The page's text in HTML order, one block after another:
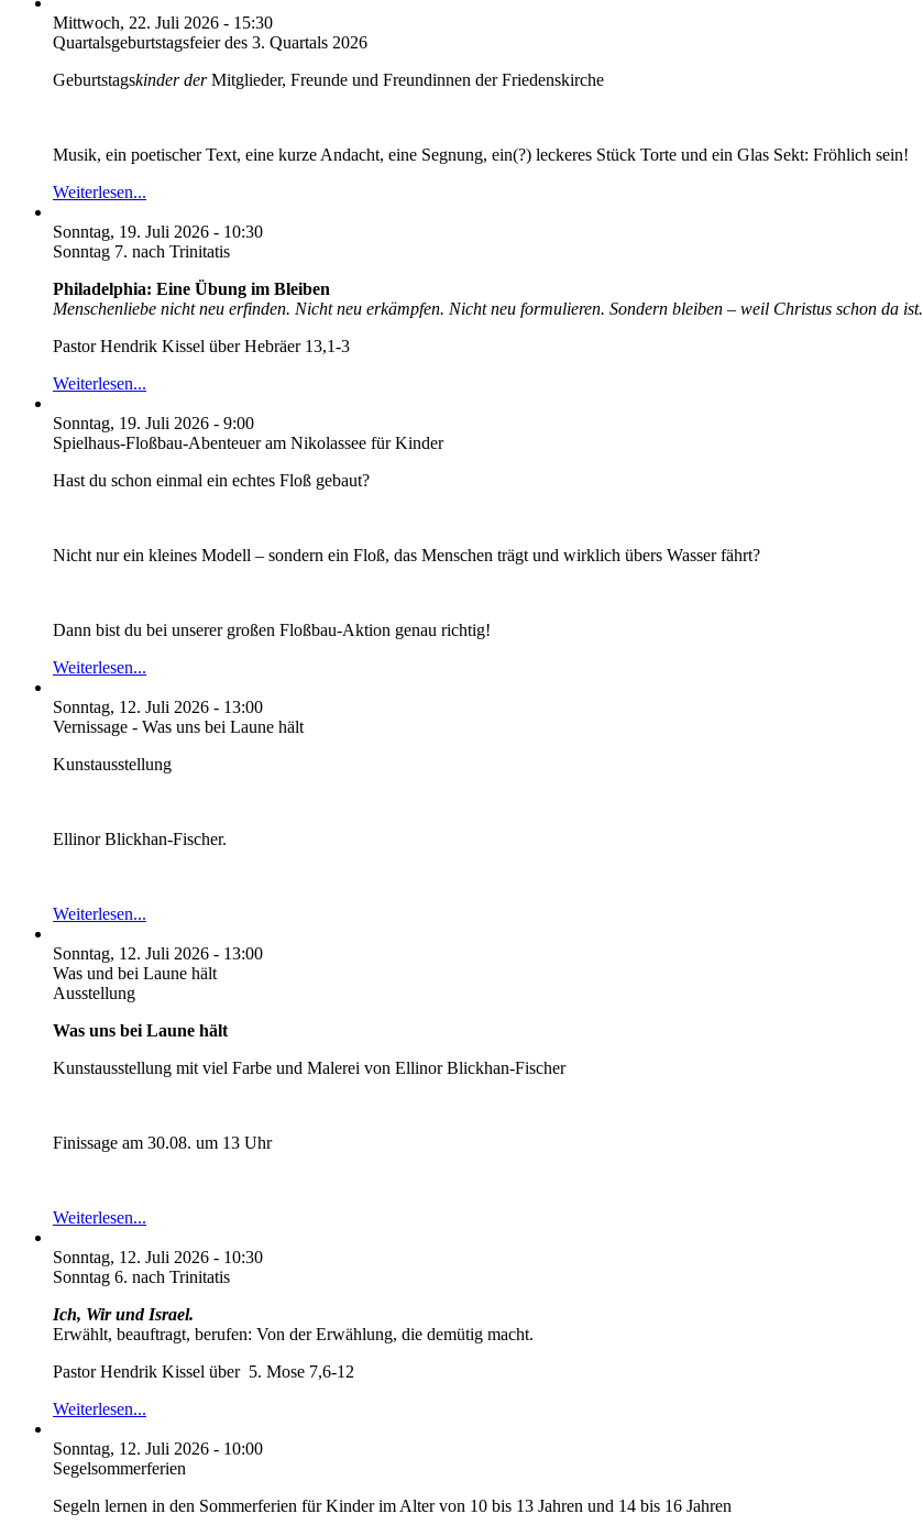
Mittwoch, 22. Juli 2026 - 15:30
Quartalsgeburtstagsfeier des 3. Quartals 2026
Geburtstagskinder derMitglieder, Freunde und Freundinnen der Friedenskirche
Musik, ein poetischer Text, eine kurze Andacht, eine Segnung, ein(?) leckeres Stück Torte und ein Glas Sekt: Fröhlich sein!
Weiterlesen...
Sonntag, 19. Juli 2026 - 10:30
Sonntag 7. nach Trinitatis
Philadelphia: Eine Übung im Bleiben
Menschenliebe nicht neu erfinden. Nicht neu erkämpfen. Nicht neu formulieren. Sondern bleiben – weil Christus schon da ist.
Pastor Hendrik Kissel über Hebräer 13,1-3
Weiterlesen...
Sonntag, 19. Juli 2026 - 9:00
Spielhaus-Floßbau-Abenteuer am Nikolassee für Kinder
Hast du schon einmal ein echtes Floß gebaut?
Nicht nur ein kleines Modell – sondern ein Floß, das Menschen trägt und wirklich übers Wasser fährt?
Dann bist du bei unserer großen Floßbau-Aktion genau richtig!
Weiterlesen...
Sonntag, 12. Juli 2026 - 13:00
Vernissage - Was uns bei Laune hält
Kunstausstellung
Ellinor Blickhan-Fischer.
Weiterlesen...
Sonntag, 12. Juli 2026 - 13:00
Was und bei Laune hält
Ausstellung
Was uns bei Laune hält
Kunstausstellung mit viel Farbe und Malerei von Ellinor Blickhan-Fischer
Finissage am 30.08. um 13 Uhr
Weiterlesen...
Sonntag, 12. Juli 2026 - 10:30
Sonntag 6. nach Trinitatis
Ich, Wir und Israel.
Erwählt, beauftragt, berufen: Von der Erwählung, die demütig macht.
Pastor Hendrik Kissel über 5. Mose 7,6-12
Weiterlesen...
Sonntag, 12. Juli 2026 - 10:00
Segelsommerferien
Segeln lernen in den Sommerferien für Kinder im Alter von 10 bis 13 Jahren und 14 bis 16 Jahren